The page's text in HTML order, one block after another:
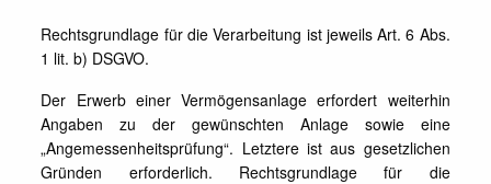
Rechtsgrundlage für die Verarbeitung ist jeweils Art. 6 Abs.
1 lit. b) DSGVO.
Der Erwerb einer Vermögensanlage erfordert weiterhin
Angaben zu der gewünschten Anlage sowie eine
„Angemessenheitsprüfung“. Letztere ist aus gesetzlichen
Gründen erforderlich. Rechtsgrundlage für die